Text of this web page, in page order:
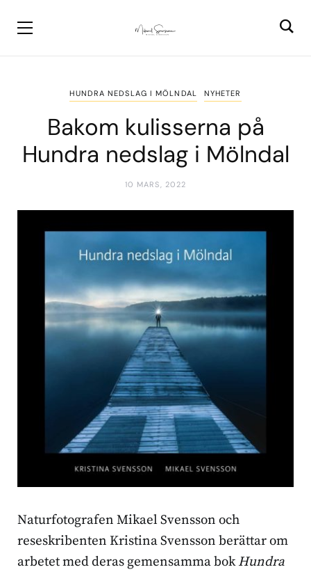
HUNDRA NEDSLAG I MÖLNDAL NYHETER
Bakom kulisserna på
Hundra nedslag i Mölndal
10 MARS, 2022
Naturfotografen Mikael Svensson och
reseskribenten Kristina Svensson berättar om
arbetet med deras gemensamma bokHundra